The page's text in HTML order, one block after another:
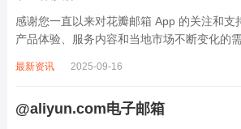
感谢您一直以来对花瓣邮箱 App 的关注和支
产品体验、服务内容和当地市场不断变化的
换到电子邮件 App，届时将无法再从应用市
最新资讯 2025-09-16
@aliyun.com电子邮箱